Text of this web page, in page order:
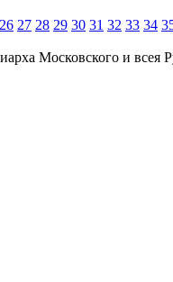
26 27 28 29 30 31 32 33 34
Московского и всея